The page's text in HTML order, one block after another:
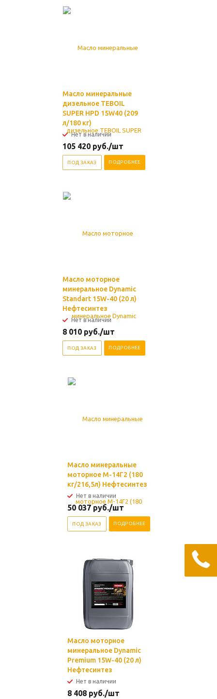
Масло минеральные
дизельное TEBOIL
SUPER HPD 15W40 (209
л/180 кг)
Нет в наличии
105 420 руб./шт
ПОД ЗАКАЗ ПОДРОБНЕЕ
Масло моторное
минеральное Dynamic
Standart 15W-40 (20 л)
Нефтесинтез
Нет в наличии
8 010 руб./шт
ПОД ЗАКАЗ ПОДРОБНЕЕ
Масло минеральные
моторное М-14Г2 (180
кг/216,5л) Нефтесинтез
Нет в наличии
50 037руб./шт
ПОД ЗАКАЗ ПОДРОБНЕЕ
Масло моторное
минеральное Dynamic
Premium 15W-40 (20 л)
Нефтесинтез
Нет в наличии
8 408 руб./шт